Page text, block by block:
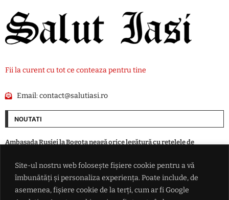
Site-ul nostru web folosește fișiere cookie pentru a vă
îmbunătăți și personaliza experiența. Poate include, de
asemenea, fișiere cookie de la terți, cum ar fi Google
Fii la curent cu tot ce conteaza pentru tine
Email:contact@salutiasi.ro
NOUTATI
Ambasada Rusiei la Bogota neagă orice legătură cu reţelele de
Primăria Pașcani se delimitează de proiectul PNL privind jocurile de
noroc: „Subiectul este închis”